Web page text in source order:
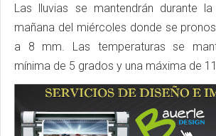
Las lluvias se mantendrán durante
mañana del miércoles donde se
a 8 mm. Las temperaturas se
mínima de 5 grados y una máxima de